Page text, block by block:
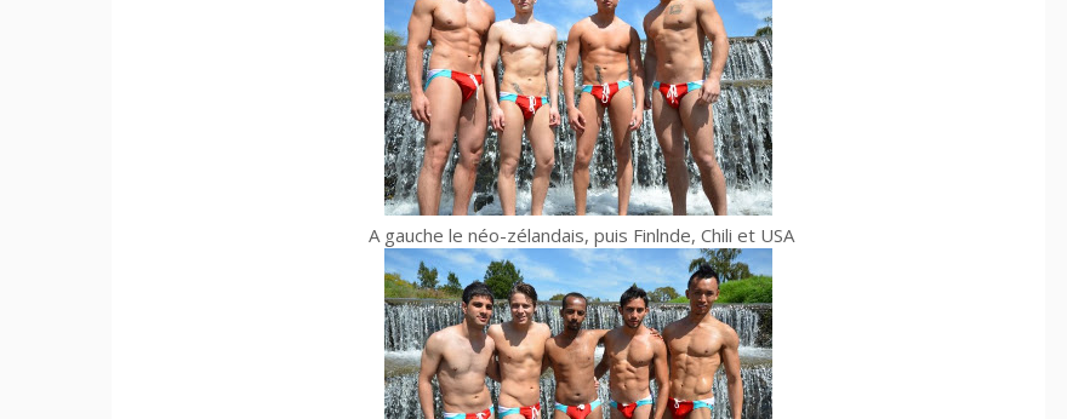
A gauche le néo-zélandais, puis Finlnde, Chili et USA